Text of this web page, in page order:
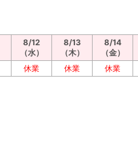
8/12
（水）
8/13
（木）
8/14
（金）
休業 休業 休業